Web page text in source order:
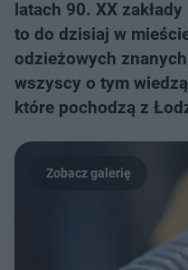
latach 90. XX
to do dzisiaj w
odzieżowych
wszyscy o tym
które pochodzą z